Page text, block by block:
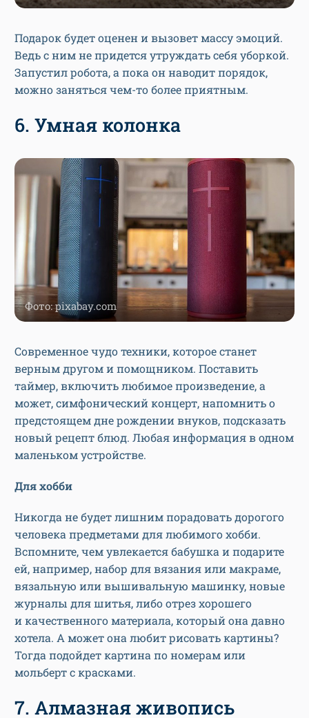
Подарок будет оценен и вызовет массу эмоций.
Ведь с ним не придется утруждать себя уборкой.
Запустил робота, а пока он наводит порядок,
можно заняться чем-то более приятным.
6. Умная колонка
Фото: pixabay.com
Современное чудо техники, которое станет
верным другом и помощником. Поставить
таймер, включить любимое произведение, а
может, симфонический концерт, напомнить о
предстоящем дне рождении внуков, подсказать
новый рецепт блюд. Любая информация в одном
маленьком устройстве.
Для хобби
Никогда не будет лишним порадовать дорогого
человека предметами для любимого хобби.
Вспомните, чем увлекается бабушка и подарите
ей, например, набор для вязания или макраме,
вязальную или вышивальную машинку, новые
журналы для шитья, либо отрез хорошего
и качественного материала, который она давно
хотела. А может она любит рисовать картины?
Тогда подойдет картина по номерам или
мольберт с красками.
7. Алмазная живопись